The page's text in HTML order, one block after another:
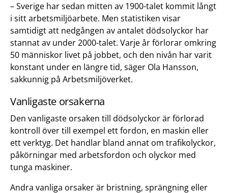
– Sverige har sedan mitten av 1900-talet kommit långt
i sitt arbetsmiljöarbete. Men statistiken visar
samtidigt att nedgången av antalet dödsolyckor har
stannat av under 2000-talet. Varje år förlorar omkring
50 människor livet på jobbet, och den nivån har varit
konstant under en längre tid, säger Ola Hansson,
sakkunnig på Arbetsmiljöverket.
Vanligaste orsakerna
Den vanligaste orsaken till dödsolyckor är förlorad
kontroll över till exempel ett fordon, en maskin eller
ett verktyg. Det handlar bland annat om trafikolyckor,
påkörningar med arbetsfordon och olyckor med
tunga maskiner.
Andra vanliga orsaker är bristning, sprängning eller